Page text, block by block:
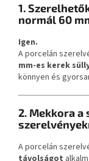
1.
normál 60
Igen.
A porcelán
mm-es kerek
könnyen és
2. Mekkora
A porcelán
távolságot